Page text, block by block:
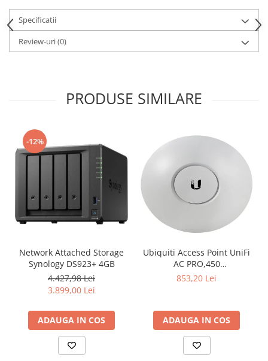
Specificatii
Review-uri(0)
PRODUSE SIMILARE
-12%
Network Attached Storage
Synology DS923+ 4GB
4.427,98 Lei
3.899,00 Lei
ADAUGA IN COS
Ubiquiti Access Point UniFi
AC PRO,450
Mbps(2.4GHz),1300
included,
802.3af/at,2x10/100/1000
RJ45 Port, Integrated 3 dBi
3x3 MIMO (2.4GHz and
5GHz),250+ Co
853,20 Lei
ADAUGA IN COS